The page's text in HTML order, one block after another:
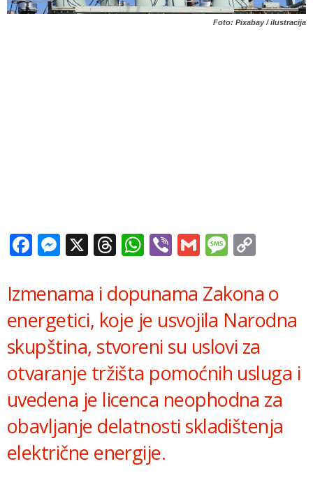
Foto: Pixabay / ilustracija
Facebook
Messenger
X Threads
WhatsApp
ViberGmail
Izmenama i dopunama Zakona o
energetici, koje je usvojila Narodna
skupština, stvoreni su uslovi za
otvaranje tržišta pomoćnih usluga i
uvedena je licenca neophodna za
obavljanje delatnosti skladištenja
električne energije.